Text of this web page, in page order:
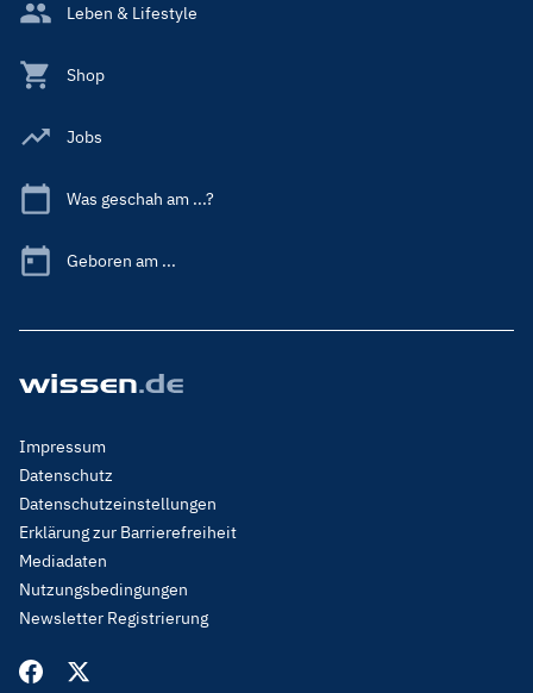
Leben & Lifestyle
Shop
Jobs
Was geschah am ...?
Geboren am ...
Footer
Menu
Legal
Impressum
Datenschutz
Datenschutzeinstellungen
Erklärung zur Barrierefreiheit
Mediadaten
Nutzungsbedingungen
Newsletter Registrierung